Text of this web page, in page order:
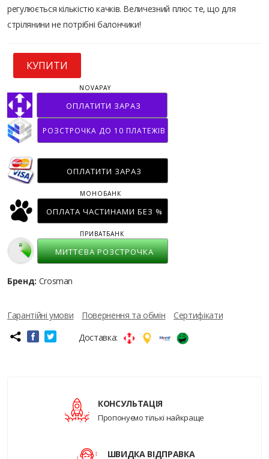
регулюється кількістю качків. Величезний плюс те, що для
стрілянини не потрібні балончики!
КУПИТИ
ОПЛАТИТИ ЗАРАЗ
NOVAPAY
РОЗСТРОЧКА ДО 10 ПЛАТЕЖІВ
ОПЛАТИТИ ЗАРАЗ
ОПЛАТА ЧАСТИНАМИ БЕЗ %
МОНОБАНК
МИТТЄВА РОЗСТРОЧКА
ПРИВАТБАНК
Бренд: Crosman
Гарантійні умови Повернення та обмін
Сертифікати
Доставка:
КОНСУЛЬТАЦІЯ
Пропонуємо тількі найкраще
ШВИДКА ВІДПРАВКА